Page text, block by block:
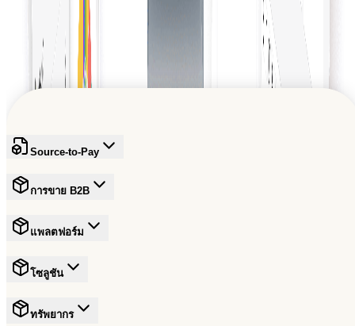
ทำให้การจัดการการเงินราบรื่น ติดตามได้แม่นยำ และจัดสรร
ทรัพยากรอย่างมีประสิทธิภาพ
ขับเคลื่อนการเติบโต B2B ทั่วโลก
เข้าร่วมเครือข่ายที่น่าเชื่อถือซึ่งกำลังกำหนดอนาคตของการค้า
สมัครฟรี
Source-to-Pay
การขาย B2B
แพลตฟอร์ม
โซลูชัน
ทรัพยากร